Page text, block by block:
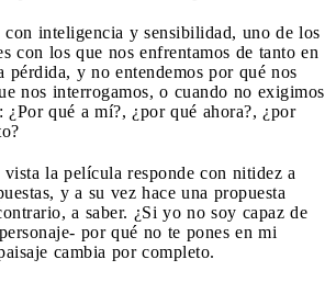
inteligencia y sensibilidad, uno de los
con los que nos enfrentamos de tanto en
y no entendemos por qué nos
nos interrogamos, o cuando no exigimos
¿Por qué a mí?, ¿por qué ahora?, ¿por
vista la película responde con nitidez a
y a su vez hace una propuesta
a saber. ¿Si yo no soy capaz de
por qué no te pones en mi
cambia por completo.